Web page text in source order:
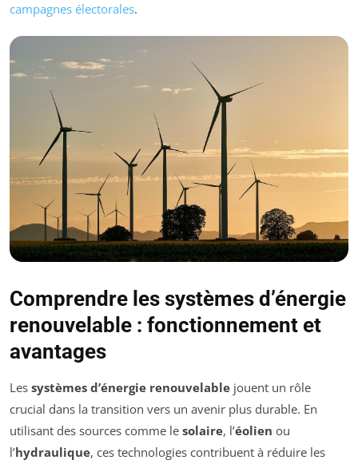
campagnes électorales.
Comprendre les systèmes d’énergie
renouvelable : fonctionnement et
avantages
Les systèmes d’énergie renouvelable jouent un rôle
crucial dans la transition vers un avenir plus durable. En
utilisant des sources comme le solaire, l’éolien ou
l’hydraulique, ces technologies contribuent à réduire les